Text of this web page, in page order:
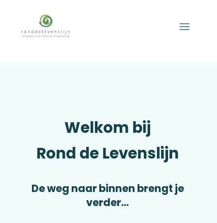
Welkom bij
Rond de Levenslijn
De weg naar binnen brengt je
verder…